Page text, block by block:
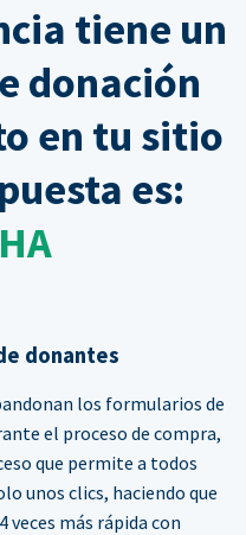
tiene un
donación
en tu sitio
es:
donantes
los formularios de
el proceso de compra,
que permite a todos
unos clics, haciendo que
veces más rápida con